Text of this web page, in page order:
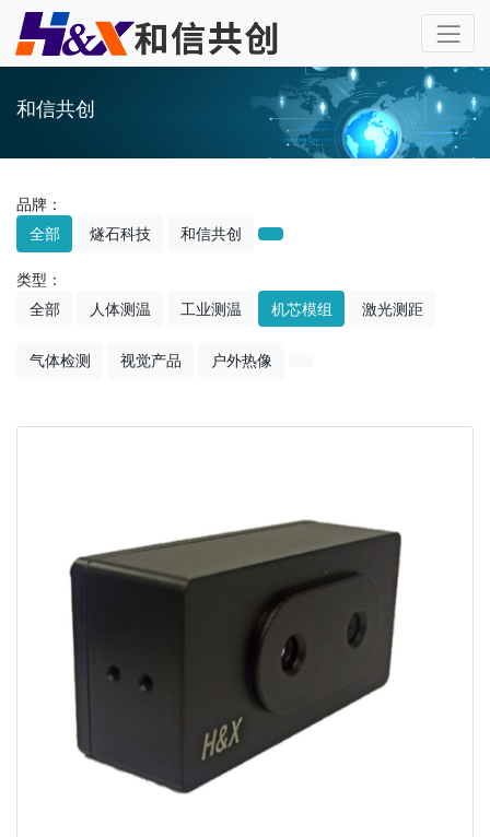
和信共创
品牌：
全部
燧石科技 和信共创
类型：
全部
人体测温 工业测温 机芯模组 激光测距
气体检测 视觉产品 户外热像